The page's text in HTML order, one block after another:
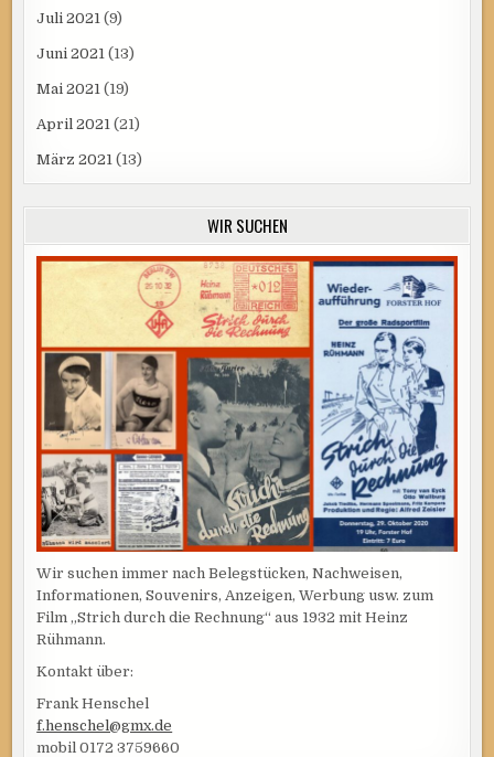
Juli 2021 (9)
Juni 2021 (13)
Mai 2021 (19)
April 2021 (21)
März 2021 (13)
WIR SUCHEN
Wir suchen immer nach Belegstücken, Nachweisen,
Informationen, Souvenirs, Anzeigen, Werbung usw. zum
Film „Strich durch die Rechnung“ aus 1932 mit Heinz
Rühmann.
Kontakt über:
Frank Henschel
f.henschel@gmx.de
mobil 0172 3759660